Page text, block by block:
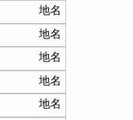
地名
地名
地名
地名
地名